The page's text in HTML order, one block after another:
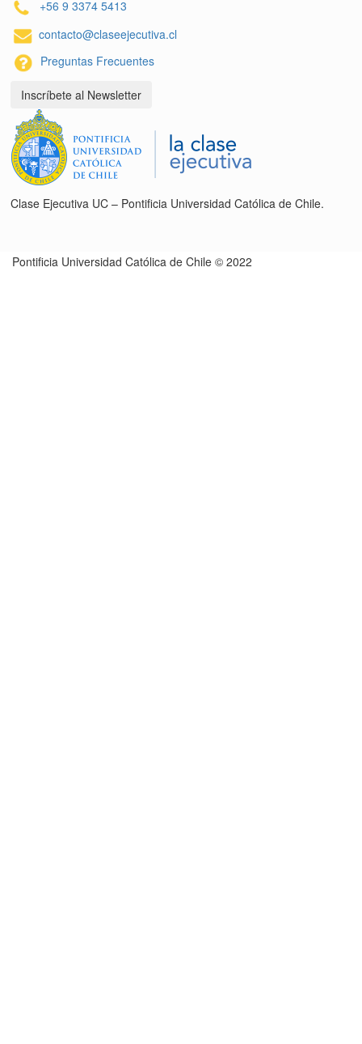
+56 9 3374 5413
contacto@claseejecutiva.cl
Preguntas Frecuentes
Inscríbete al Newsletter
Clase Ejecutiva UC – Pontificia Universidad Católica de Chile.
Pontificia Universidad Católica de Chile © 2022